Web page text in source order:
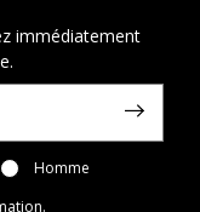
immédiatement
Homme
.